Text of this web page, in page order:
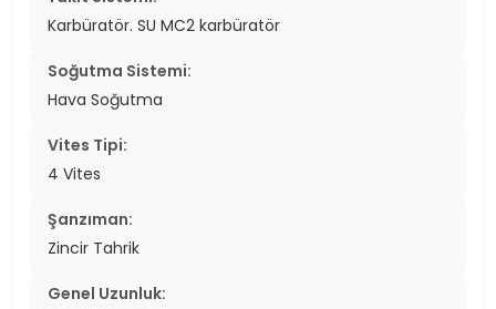
Karbüratör. SU MC2 karbüratör
Soğutma Sistemi:
Hava Soğutma
Vites Tipi:
4 Vites
Şanzıman:
Zincir Tahrik
Genel Uzunluk: